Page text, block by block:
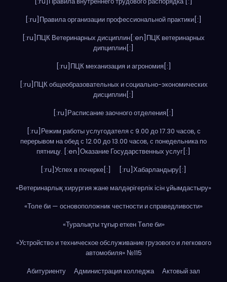
[:ru]Правила организации профессиональной практики[:]
[:ru]ПЦК Ветеринарных дисциплин[:en]ПЦК ветеринарных
дипциплин[:]
[:ru]ПЦК механизация и агрономия[:]
[:ru]ПЦК общеобразовательных и социально-экономических
дисциплин[:]
[:ru]Расписание заочного отделения[:]
[:ru]Режим работы услугодателя с 9.00 до 17.30 часов, с
перерывом на обед с 12.00 до 13.00 часов, с понедельника по
пятницу. [:en]Оказание Государственных услуг[:]
[:ru]Успех в почерке[:]
[:ru]Хабарландыру[:]
«Ветеринарлық хирургия жане малдәрігерлік ісін ұйымдастыру»
«Толе би — основоположник честности и справедливости»
«Туралықты тұғыр еткен Төле би»
«Устройство и техническое обслуживание грузового и легкового
автомобиля» №115
Абитуриенту
Администрация колледжа
Актовый зал